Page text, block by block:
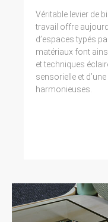
Véritable levier de
travail offre
d’espaces typés
matériaux font
et techniques
sensorielle et
harmonieuses.